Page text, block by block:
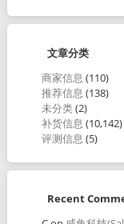
文章分类
商家信息 (110)
推荐信息 (138)
未分类(2)
补货信息 (10,142)
评测信息 (5)
Recent